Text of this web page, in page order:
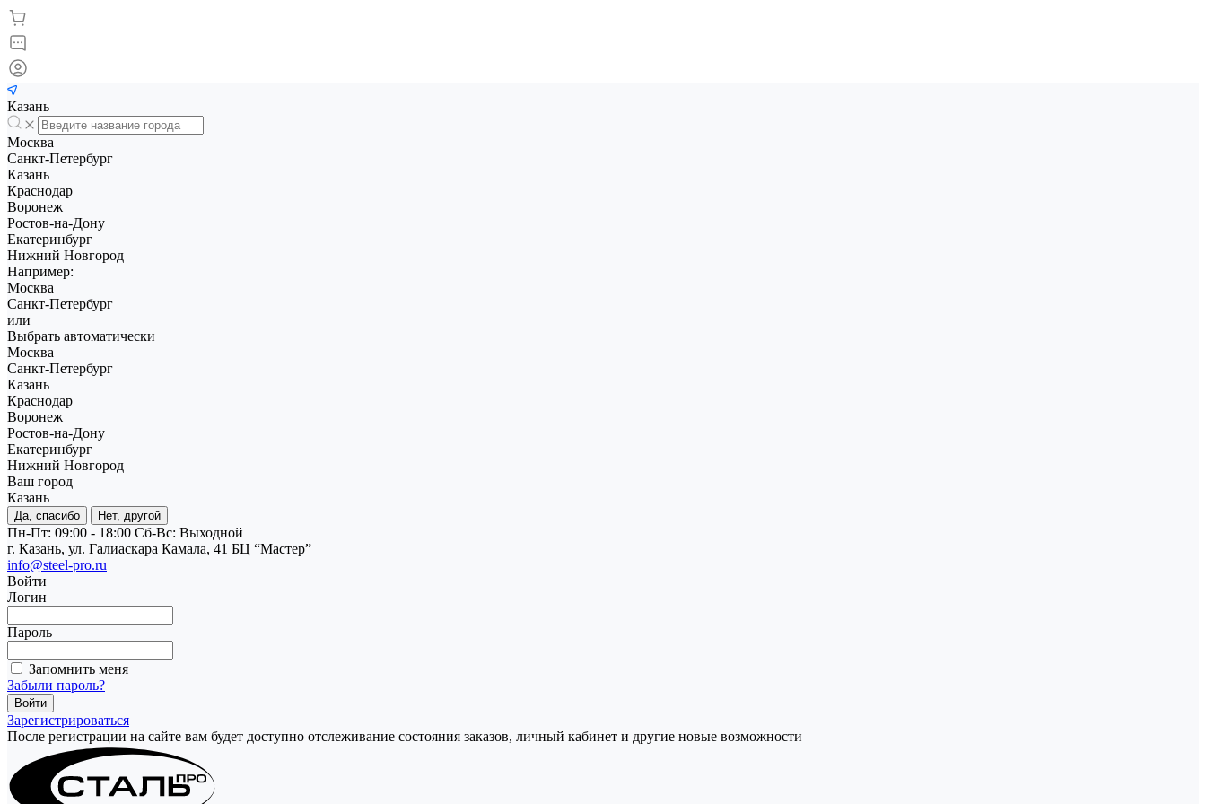
Казань
Москва
Санкт-Петербург
Казань
Краснодар
Воронеж
Ростов-на-Дону
Екатеринбург
Нижний Новгород
Например:
Москва
Санкт-Петербург
или
Выбрать автоматически
Москва
Санкт-Петербург
Казань
Краснодар
Воронеж
Ростов-на-Дону
Екатеринбург
Нижний Новгород
Ваш город
Казань
Да, спасибо Нет, другой
Пн-Пт: 09:00 - 18:00 Cб-Вс: Выходной
г. Казань, ул. Галиаскара Камала, 41 БЦ “Мастер”
info@steel-pro.ru
Войти
Логин
Пароль
Запомнить меня
Забыли пароль?
Зарегистрироваться
После регистрации на сайте вам будет доступно отслеживание состояния заказов, личный кабинет и другие новые возможности